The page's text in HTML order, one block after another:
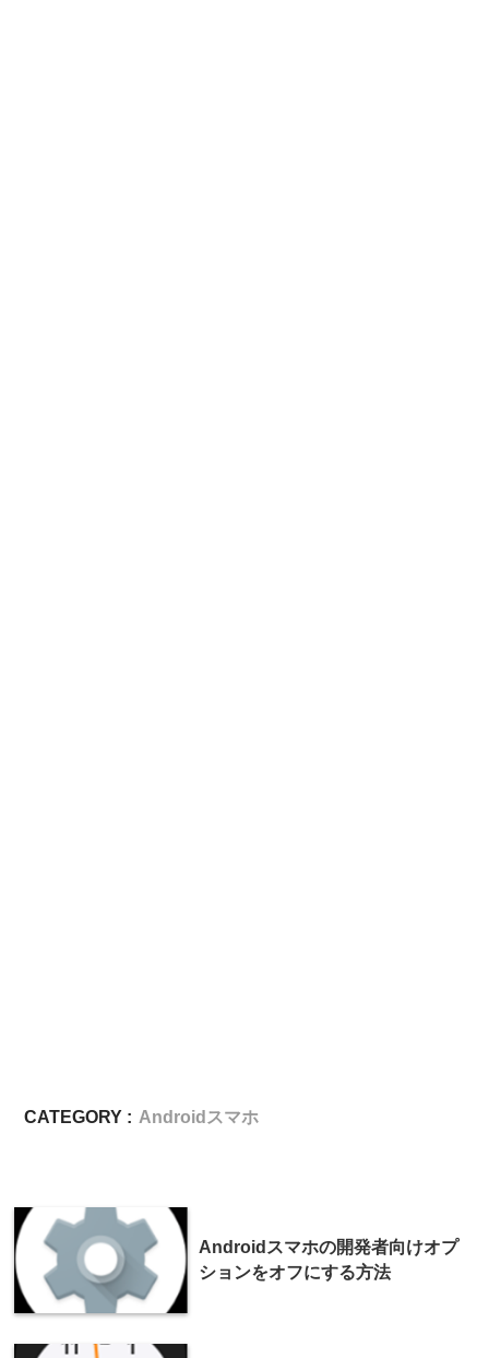
CATEGORY : Androidスマホ
Androidスマホの開発者向けオプ
ションをオフにする方法